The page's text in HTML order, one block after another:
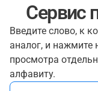
Сервис
Введите слово, к
аналог, и нажмите
просмотра
алфавиту.